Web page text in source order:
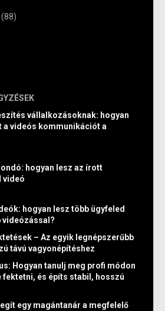
(88)
vállalkozásoknak: hogyan
a videós kommunikációt a
hogyan lesz az írott
videó
hogyan lesz több ügyfeled
videózással?
– Az egyik legnépszerűbb
távú vagyonépítéshez
Hogyan tanulj meg profi módon
fektetni, és építs stabil, hosszú
egy magántanár a megfelelő